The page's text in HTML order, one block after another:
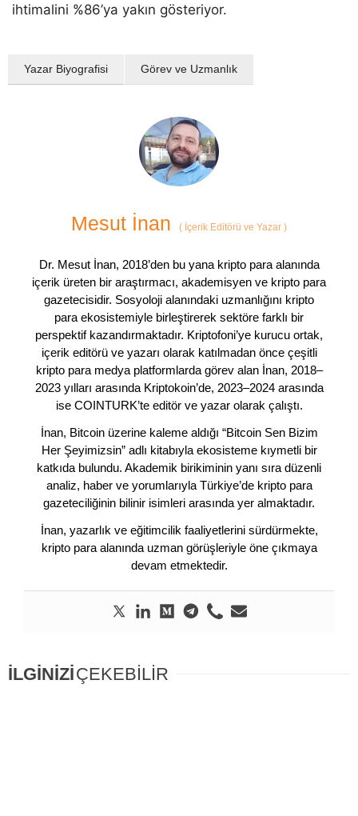
ihtimalini %86’ya yakın gösteriyor.
Yazar Biyografisi Görev ve Uzmanlık
Mesut İnan ( İçerik Editörü ve Yazar )
Dr. Mesut İnan, 2018’den bu yana kripto para alanında
içerik üreten bir araştırmacı, akademisyen ve kripto para
gazetecisidir. Sosyoloji alanındaki uzmanlığını kripto
para ekosistemiyle birleştirerek sektöre farklı bir
perspektif kazandırmaktadır. Kriptofoni’ye kurucu ortak,
içerik editörü ve yazarı olarak katılmadan önce çeşitli
kripto para medya platformlarda görev alan İnan, 2018–
2023 yılları arasında Kriptokoin’de, 2023–2024 arasında
ise COINTURK’te editör ve yazar olarak çalıştı.
İnan, Bitcoin üzerine kaleme aldığı “Bitcoin Sen Bizim
Her Şeyimizsin” adlı kitabıyla ekosisteme kıymetli bir
katkıda bulundu. Akademik birikiminin yanı sıra düzenli
analiz, haber ve yorumlarıyla Türkiye’de kripto para
gazeteciliğinin bilinir isimleri arasında yer almaktadır.
İnan, yazarlık ve eğitimcilik faaliyetlerini sürdürmekte,
kripto para alanında uzman görüşleriyle öne çıkmaya
devam etmektedir.
İLGİNİZİÇEKEBİLİR